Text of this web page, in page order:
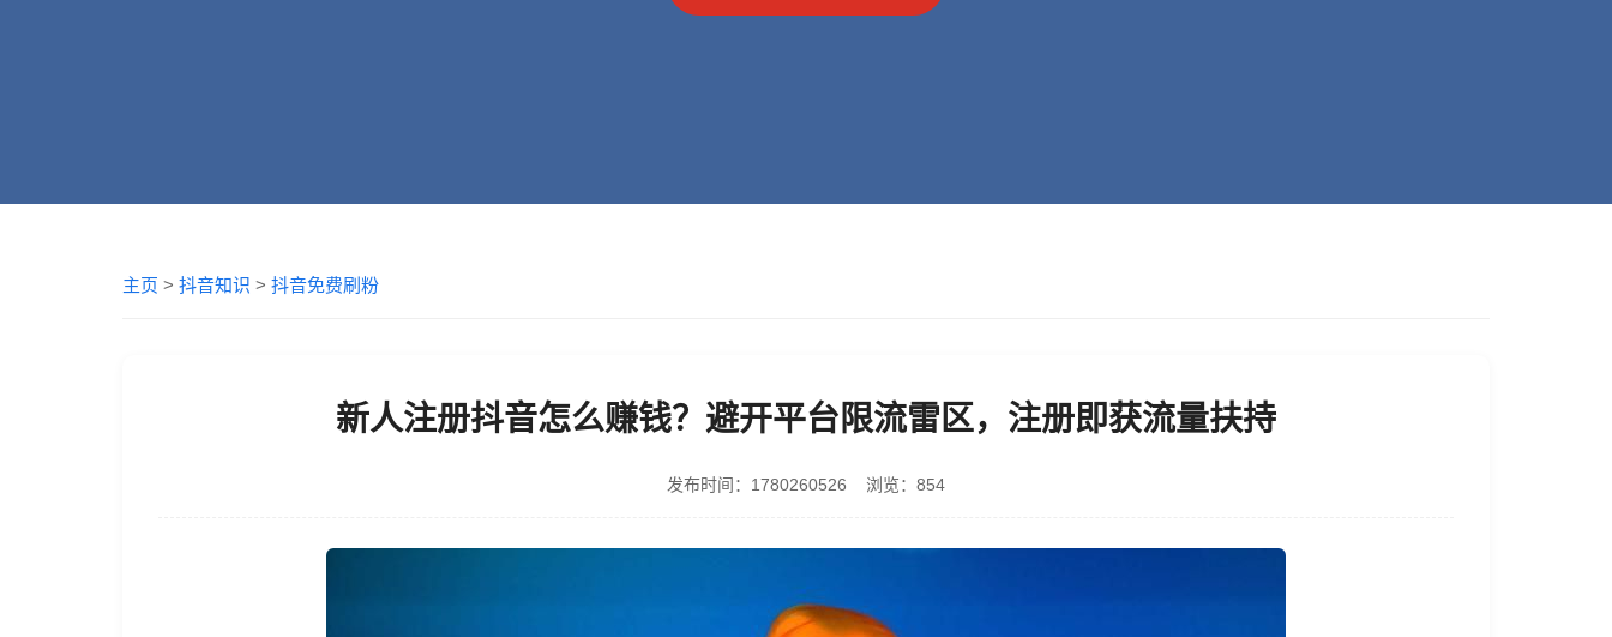
主页 > 抖音知识 > 抖音免费刷粉
新人注册抖音怎么赚钱？避开平台限流雷区，注册即获流量扶持
发布时间：1780260526 浏览：854